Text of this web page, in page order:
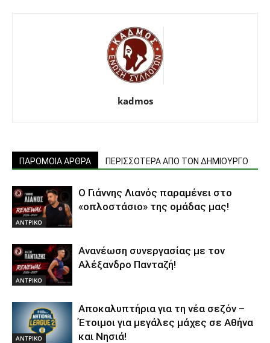
kadmos
ΠΑΡΟΜΟΙΑ ΑΡΘΡΑ ΠΕΡΙΣΣΟΤΕΡΑ ΑΠΟ ΤΟΝ ΔΗΜΙΟΥΡΓΟ
ΑΝTΡΙΚΟ
Ο Γιάννης Λιανός παραμένει στο
«οπλοστάσιο» της ομάδας μας!
ΑΝTΡΙΚΟ
Ανανέωση συνεργασίας με τον
Αλέξανδρο Πανταζή!
ΑΝTΡΙΚΟ
Αποκαλυπτήρια για τη νέα σεζόν –
Έτοιμοι για μεγάλες μάχες σε Αθήνα
και Νησιά!